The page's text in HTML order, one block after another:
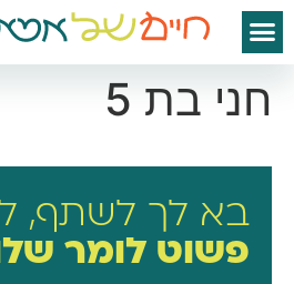
לתוכן
חני בת 5
בא לך לשתף,
פשוט לומר